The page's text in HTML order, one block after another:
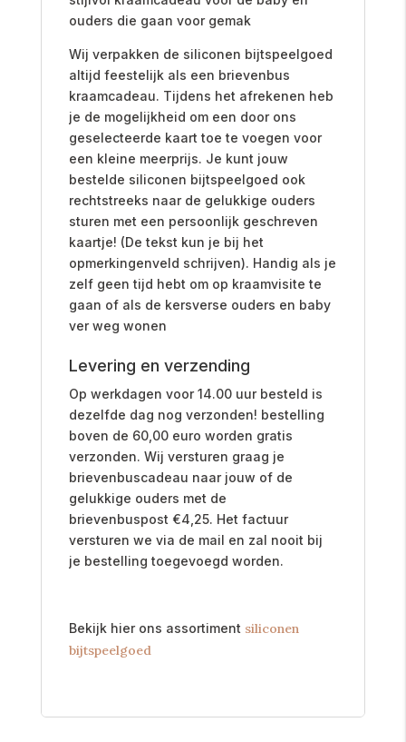
ouders die gaan voor gemak
Wij verpakken de siliconen bijtspeelgoed
altijd feestelijk als een brievenbus
kraamcadeau. Tijdens het afrekenen heb
je de mogelijkheid om een door ons
geselecteerde kaart toe te voegen voor
een kleine meerprijs. Je kunt jouw
bestelde siliconen bijtspeelgoed ook
rechtstreeks naar de gelukkige ouders
sturen met een persoonlijk geschreven
kaartje! (De tekst kun je bij het
opmerkingenveld schrijven). Handig als je
zelf geen tijd hebt om op kraamvisite te
gaan of als de kersverse ouders en baby
ver weg wonen
Levering en verzending
Op werkdagen voor 14.00 uur besteld is
dezelfde dag nog verzonden! bestelling
boven de 60,00 euro worden gratis
verzonden. Wij versturen graag je
brievenbuscadeau naar jouw of de
gelukkige ouders met de
brievenbuspost €4,25. Het factuur
versturen we via de mail en zal nooit bij
je bestelling toegevoegd worden.
Bekijk hier ons assortiment siliconen
bijtspeelgoed